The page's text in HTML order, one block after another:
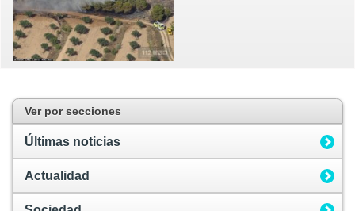
Ver por secciones
Últimas noticias
Actualidad